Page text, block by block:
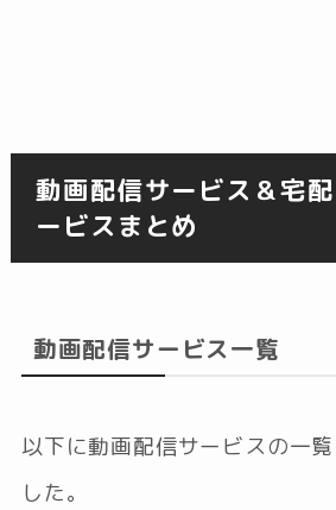
動画配信サービス＆宅
ービスまとめ
動画配信サービス一覧
以下に動画配信サービスの一
した。